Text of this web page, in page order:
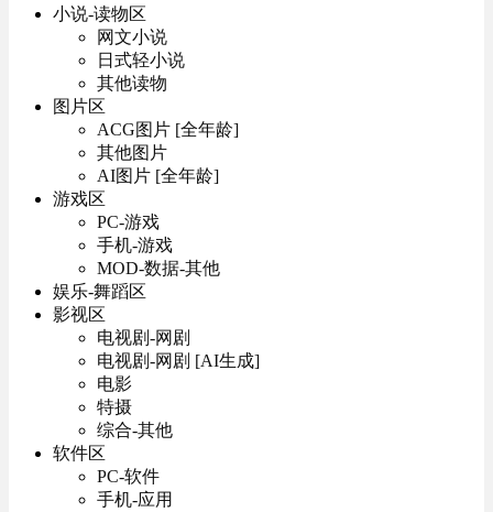
小说-读物区
网文小说
日式轻小说
其他读物
图片区
ACG图片 [全年龄]
其他图片
AI图片 [全年龄]
游戏区
PC-游戏
手机-游戏
MOD-数据-其他
娱乐-舞蹈区
影视区
电视剧-网剧
电视剧-网剧 [AI生成]
电影
特摄
综合-其他
软件区
PC-软件
手机-应用